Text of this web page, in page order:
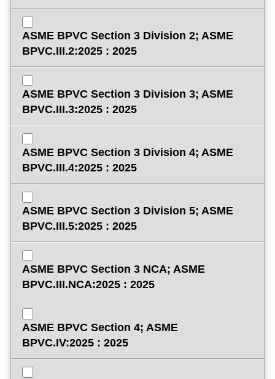
ASME BPVC Section 3 Division 2; ASME
BPVC.III.2:2025 : 2025
ASME BPVC Section 3 Division 3; ASME
BPVC.III.3:2025 : 2025
ASME BPVC Section 3 Division 4; ASME
BPVC.III.4:2025 : 2025
ASME BPVC Section 3 Division 5; ASME
BPVC.III.5:2025 : 2025
ASME BPVC Section 3 NCA; ASME
BPVC.III.NCA:2025 : 2025
ASME BPVC Section 4; ASME
BPVC.IV:2025 : 2025